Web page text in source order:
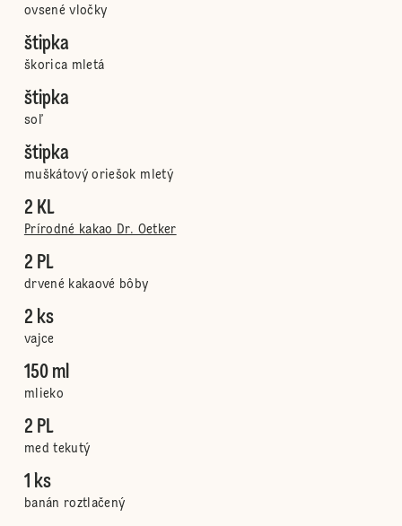
ovsené vločky
štipka
škorica mletá
štipka
soľ
štipka
muškátový oriešok mletý
2 KL
Prírodné kakao Dr. Oetker
2 PL
drvené kakaové bôby
2 ks
vajce
150 ml
mlieko
2 PL
med tekutý
1 ks
banán roztlačený